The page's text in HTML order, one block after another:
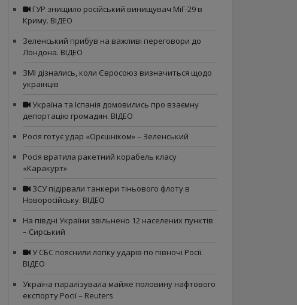
ГУР знищило російський винищувач МіГ-29 в
Криму. ВІДЕО
Зеленський прибув на важливі переговори до
Лондона. ВІДЕО
ЗМІ дізнались, коли Євросоюз визначиться щодо
українців
Україна та Іспанія домовились про взаємну
депортацію громадян. ВІДЕО
Росія готує удар «Орєшніком» – Зеленський
Росія вратила ракетний корабель класу
«Каракурт»
ЗСУ підірвали танкери тіньового флоту в
Новоросійську. ВІДЕО
На півдні України звільнено 12 населених пунктів
– Сирський
У СБС пояснили логіку ударів по півночі Росії.
ВІДЕО
Україна паралізувала майже половину нафтового
експорту Росії – Reuters